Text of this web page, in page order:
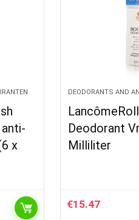
x
DEODORANTS AND
Deodorant
Milliliter
€15.47